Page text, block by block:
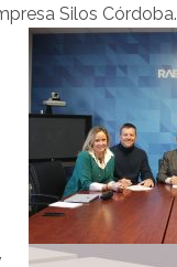
Silos Córdoba.